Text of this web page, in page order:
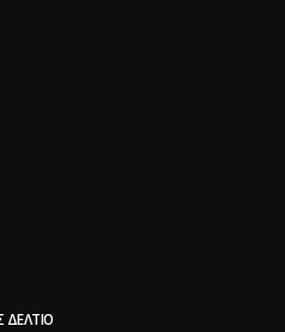
ΔΕΛΤΊΟ